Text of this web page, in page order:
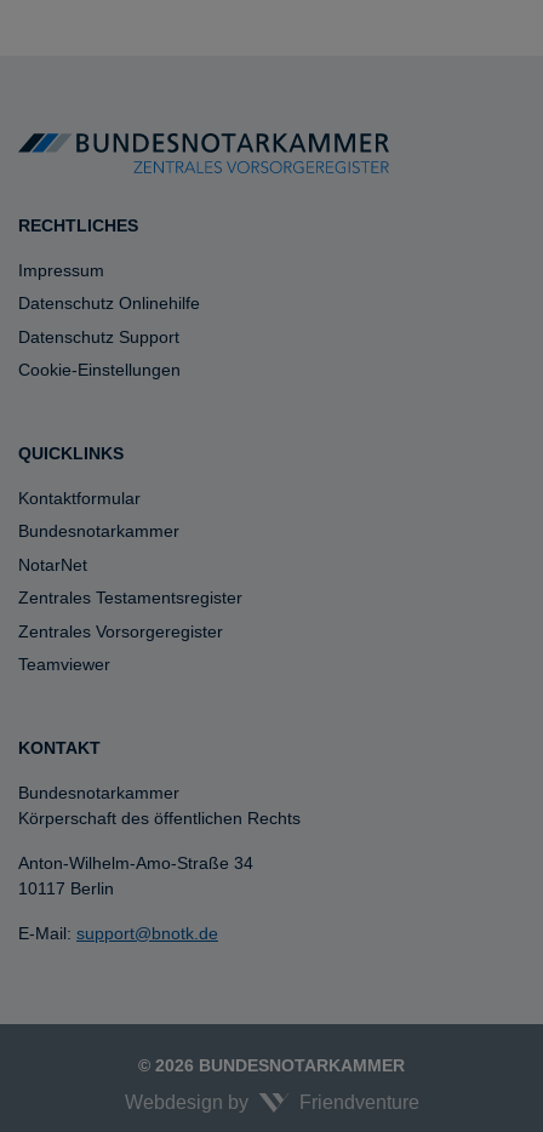
RECHTLICHES
Impressum
Datenschutz Onlinehilfe
Datenschutz Support
Cookie-Einstellungen
QUICKLINKS
Kontaktformular
Bundesnotarkammer
NotarNet
Zentrales Testamentsregister
Zentrales Vorsorgeregister
Teamviewer
KONTAKT
Bundesnotarkammer
Körperschaft des öffentlichen Rechts
Anton-Wilhelm-Amo-Straße 34
10117 Berlin
E-Mail: support@bnotk.de
© 2026 BUNDESNOTARKAMMER
Webdesign by Friendventure